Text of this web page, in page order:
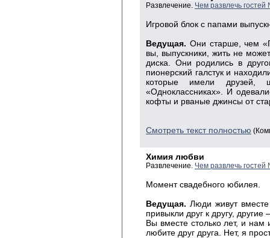
Развлечение. Чем развлечь
Игровой блок с папами
Ведущая. Они старше, чем
вы, выпускники, жить не
диска. Они родились в
пионерский галстук и
которые имели
«Одноклассниках». И
кофты и рваные джинсы от
Смотреть текст полностью
Химия любви
Развлечение. Чем развлечь
Момент свадебного юбилея.
Ведущая. Люди живут
привыкли друг к другу,
Вы вместе столько лет, и
любите друг друга. Нет, я